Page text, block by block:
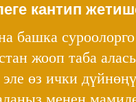
кантип
башка суроолорго
жооп таба
өз ички